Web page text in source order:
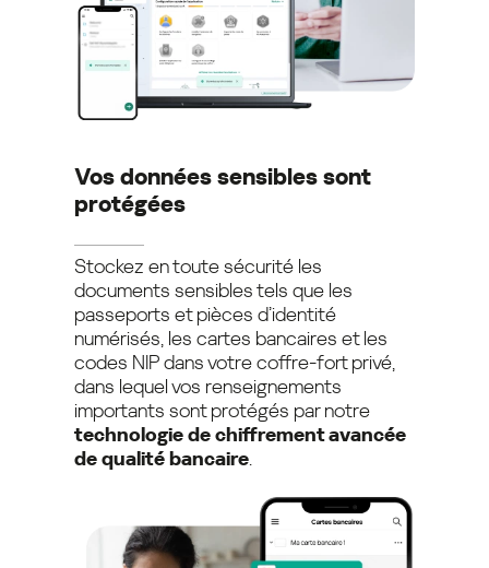
Vos données sensibles sont
protégées
Stockez en toute sécurité les
documents sensibles tels que les
passeports et pièces d’identité
numérisés, les cartes bancaires et les
codes NIP dans votre coffre-fort privé,
dans lequel vos renseignements
importants sont protégés par notre
technologie de chiffrement avancée
de qualité bancaire